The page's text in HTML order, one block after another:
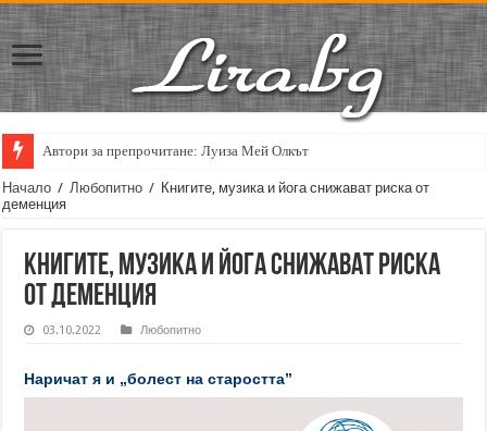
Автори за препрочитане: Луиза Мей Олкът
Кирил Кадийски: „Плачът на големия поет винаги е и сила, и
Начало / Любопитно / Книгите, музика и йога снижават риска от
деменция
Книгите, музика и йога снижават риска
от деменция
03.10.2022 Любопитно
Наричат я и „болест на старостта”